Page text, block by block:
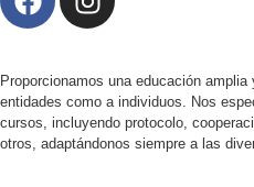
Proporcionamos una educación
entidades como a individuos. Nos
cursos, incluyendo protocolo,
otros, adaptándonos siempre a las